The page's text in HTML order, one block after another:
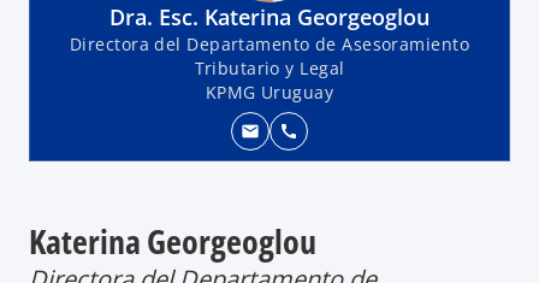
Dra. Esc. Katerina Georgeoglou
Directora del Departamento de Asesoramiento
Tributario y Legal
KPMG Uruguay
mail call
Katerina Georgeoglou